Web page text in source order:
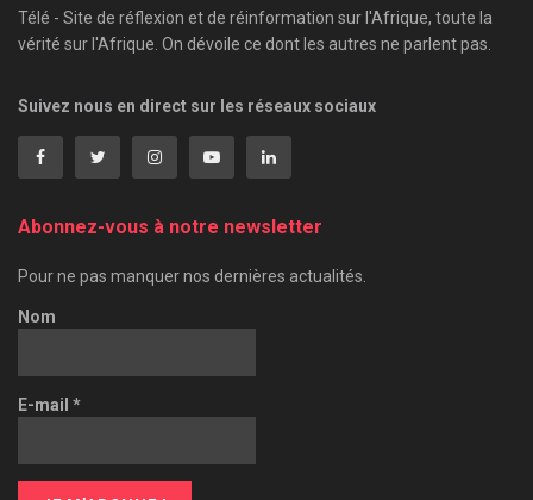
Télé - Site de réflexion et de réinformation sur l'Afrique, toute la
vérité sur l'Afrique. On dévoile ce dont les autres ne parlent pas.
Suivez nous en direct sur les réseaux sociaux
Abonnez-vous à notre newsletter
Pour ne pas manquer nos dernières actualités.
Nom
E-mail *